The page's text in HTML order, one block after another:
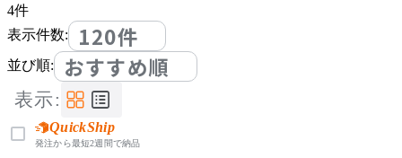
4件
表示件数:
120件
並び順: おすすめ順
表示:
QuickShip
発注から最短2週間で納品